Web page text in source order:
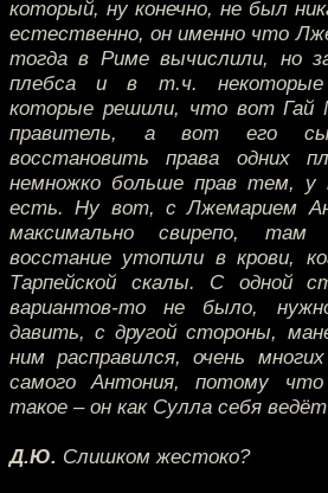
который, ну конечно, не был
естественно, он именно что
тогда в Риме вычислили, но
плебса и в т.ч. некоторые
которые решили, что вот Гай
правитель, а вот его
восстановить права одних
немножко больше прав тем, у
есть. Ну вот, с Лжемарием
максимально свирепо,
восстание утопили в крови,
Тарпейской скалы. С одной
вариантов-то не было,
давить, с другой стороны,
ним расправился, очень
самого Антония, потому
такое – он как Сулла себя
Д.Ю. Слишком жестоко?